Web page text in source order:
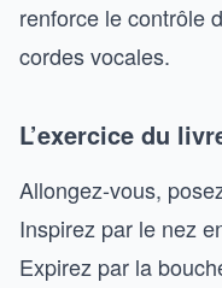
renforce le contrôle
cordes vocales.
L’exercice du
Allongez-vous,
Inspirez par le nez
Expirez par la